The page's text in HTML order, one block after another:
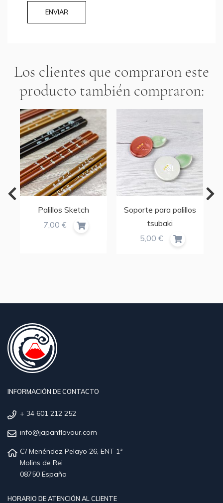
ENVIAR
Los clientes que compraron este
producto también compraron:
Palillos Sketch
7,00 €
Soporte para palillos
tsubaki
5,00 €
INFORMACIÓN DE CONTACTO
+ 34 601 212 252
info@japanflavour.com
C/ Menéndez Pelayo 26, ENT 1ª
Molins de Rei
08750 España
HORARIO DE ATENCIÓN AL CLIENTE